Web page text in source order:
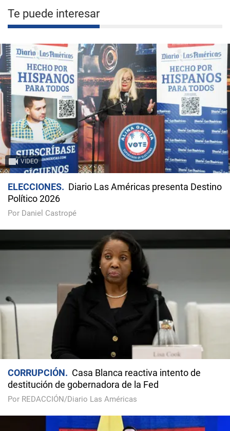
Te puede interesar
VIDEO
ELECCIONES
Diario Las Américas presenta Destino
Político 2026
Por Daniel Castropé
CORRUPCIÓN
Casa Blanca reactiva intento de
destitución de gobernadora de la Fed
Por REDACCIÓN/Diario Las Américas